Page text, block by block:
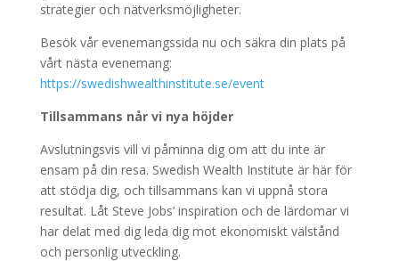
strategier och nätverksmöjligheter.
Besök vår evenemangssida nu och säkra din plats på
vårt nästa evenemang:
https://swedishwealthinstitute.se/event
Tillsammans når vi nya höjder
Avslutningsvis vill vi påminna dig om att du inte är
ensam på din resa. Swedish Wealth Institute är här för
att stödja dig, och tillsammans kan vi uppnå stora
resultat. Låt Steve Jobs’ inspiration och de lärdomar vi
har delat med dig leda dig mot ekonomiskt välstånd
och personlig utveckling.